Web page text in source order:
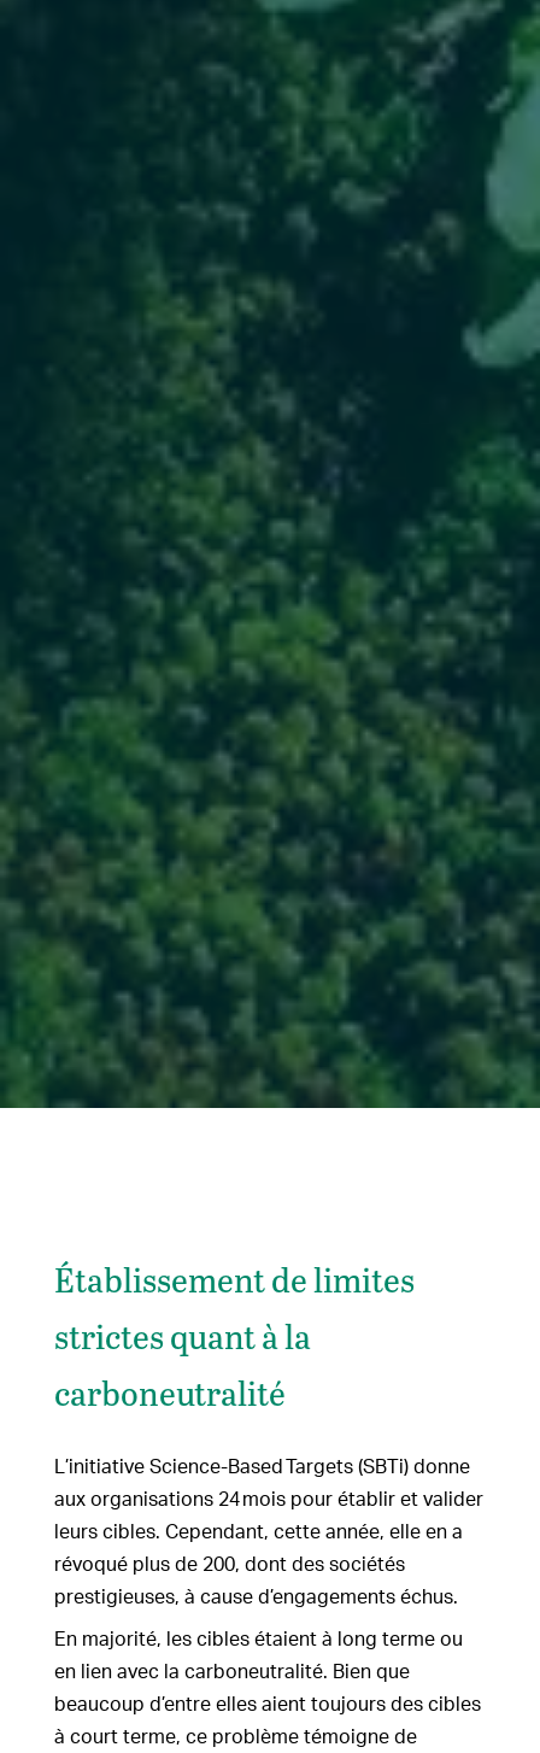
Établissement de limites
strictes quant à la
carboneutralité
L’initiative Science-Based Targets (SBTi) donne
aux organisations 24 mois pour établir et valider
leurs cibles. Cependant, cette année, elle en a
révoqué plus de 200, dont des sociétés
prestigieuses, à cause d’engagements échus.
En majorité, les cibles étaient à long terme ou
en lien avec la carboneutralité. Bien que
beaucoup d’entre elles aient toujours des cibles
à court terme, ce problème témoigne de